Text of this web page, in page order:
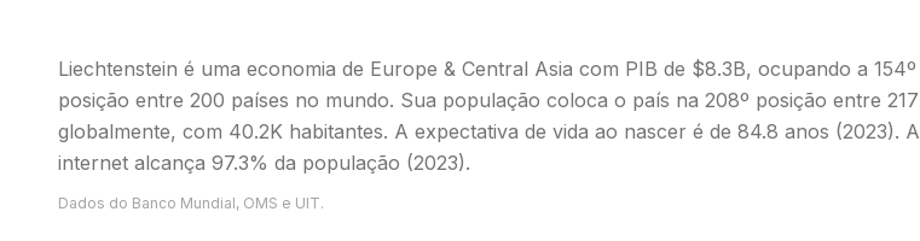
Liechtenstein é uma economia de Europe & Central Asia com PIB de $8.3B, ocupando a 154º
posição entre 200 países no mundo. Sua população coloca o país na 208º posição entre 217
globalmente, com 40.2K habitantes. A expectativa de vida ao nascer é de 84.8 anos (2023). A
internet alcança 97.3% da população (2023).
Dados do Banco Mundial, OMS e UIT.